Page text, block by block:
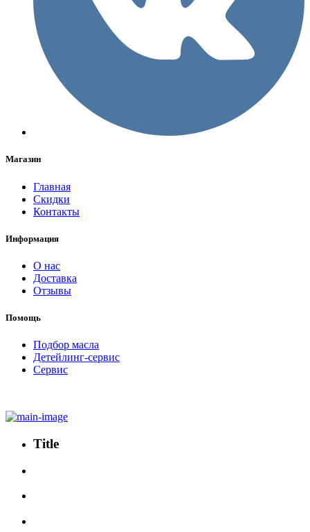
Магазин
Главная
Скидки
Контакты
Информация
О нас
Доставка
Отзывы
Помощь
Подбор масла
Детейлинг-сервис
Сервис
Title